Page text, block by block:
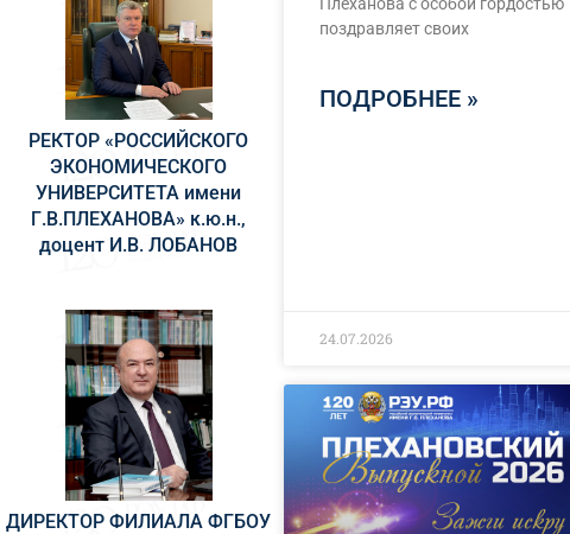
РЕКТОР «РОССИЙСКОГО
ЭКОНОМИЧЕСКОГО
УНИВЕРСИТЕТА имени
Г.В.ПЛЕХАНОВА» к.ю.н.,
доцент И.В. ЛОБАНОВ
ДИРЕКТОР ФИЛИАЛА ФГБОУ
поздравляет своих
ПОДРОБНЕЕ »
24.07.2026